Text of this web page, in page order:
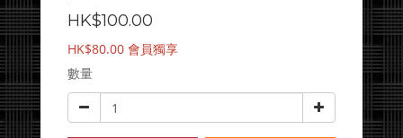
HK$100.00
HK$80.00 會員獨享
數量